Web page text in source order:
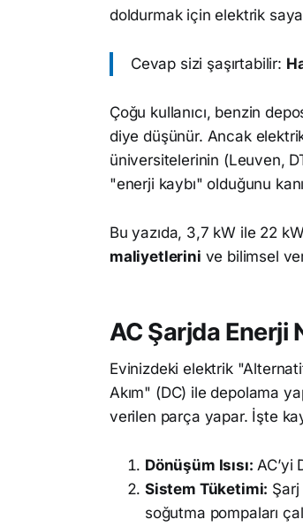
doldurmak için elektrik
Cevap sizi şaşırtabilir:
Çoğu kullanıcı, benzin
diye düşünür. Ancak
üniversitelerinin (Leuven,
"enerji kaybı" olduğunu
Bu yazıda, 3,7 kW ile 22
maliyetlerini ve bilimsel
AC Şarjda Enerji
Evinizdeki elektrik
Akım" (DC) ile depolama
verilen parça yapar. İşte
Dönüşüm Isısı: AC’yi
Sistem Tüketimi:
soğutma pompaları